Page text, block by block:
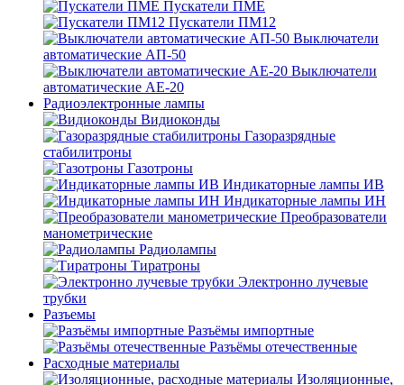
Пускатели ПМЕ
Пускатели ПМ12
Выключатели
автоматические АП-50
Выключатели
автоматические АЕ-20
Радиоэлектронные лампы
Видиоконды
Газоразрядные
стабилитроны
Газотроны
Индикаторные лампы ИВ
Индикаторные лампы ИН
Преобразователи
манометрические
Радиолампы
Тиратроны
Электронно лучевые
трубки
Разъемы
Разъёмы импортные
Разъёмы отечественные
Расходные материалы
Изоляционные,